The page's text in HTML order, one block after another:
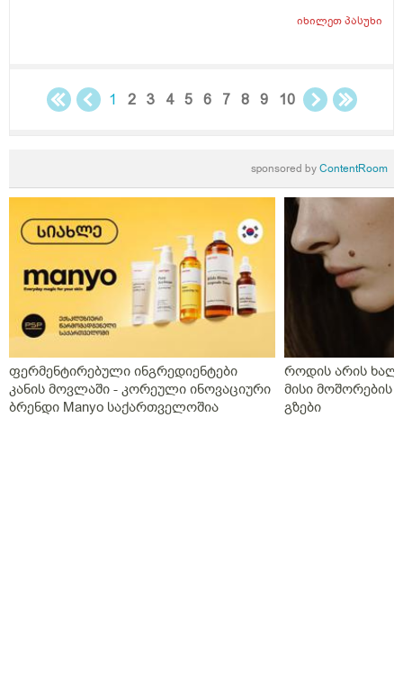
იხილეთპასუხი
1 2 3 4 5 6 7 8 9 10
sponsored byContentRoom
ფერმენტირებული ინგრედიენტები
კანის მოვლაში - კორეული ინოვაციური
ბრენდი Manyo საქართველოშია
როდის არის
მისი მოშორების
გზები